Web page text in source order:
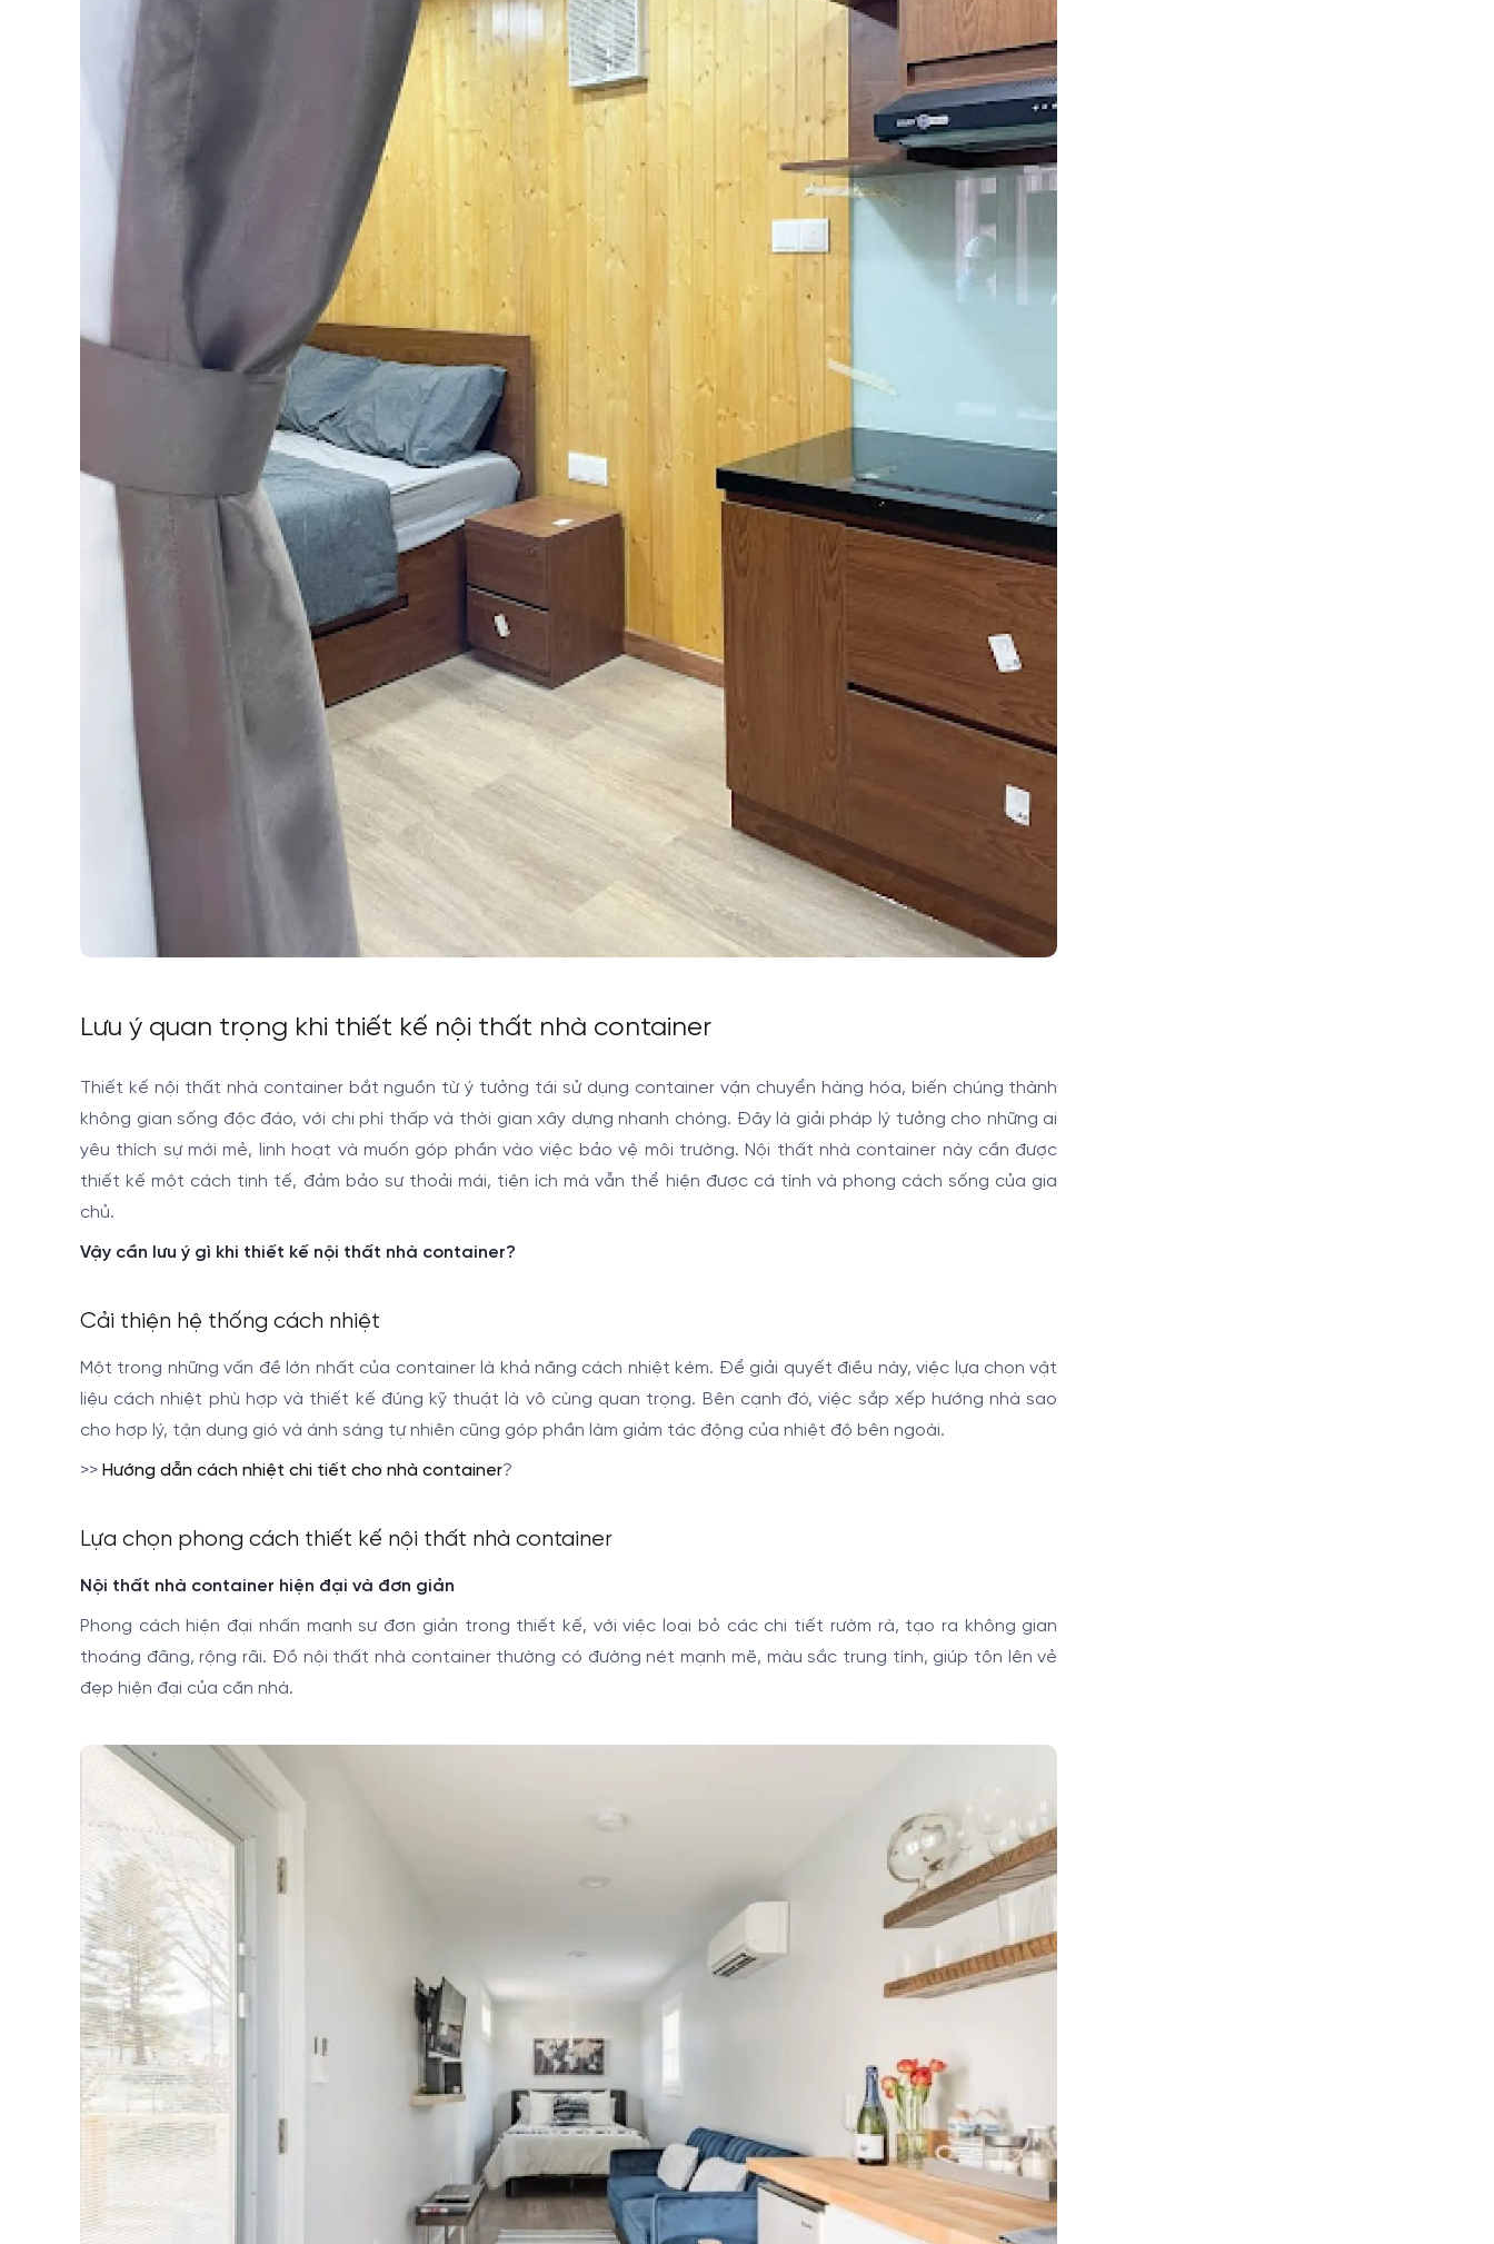
Lưu ý quan trọng khi thiết kế nội thất nhà container
Thiết kế nội thất nhà container bắt nguồn từ ý tưởng tái sử dụng container vận chuyển hàng hóa, biến chúng thành
không gian sống độc đáo, với chi phí thấp và thời gian xây dựng nhanh chóng. Đây là giải pháp lý tưởng cho những ai
yêu thích sự mới mẻ, linh hoạt và muốn góp phần vào việc bảo vệ môi trường. Nội thất nhà container này cần được
thiết kế một cách tinh tế, đảm bảo sự thoải mái, tiện ích mà vẫn thể hiện được cá tính và phong cách sống của gia
chủ.
Vậy cần lưu ý gì khi thiết kế nội thất nhà container?
Cải thiện hệ thống cách nhiệt
Một trong những vấn đề lớn nhất của container là khả năng cách nhiệt kém. Để giải quyết điều này, việc lựa chọn vật
liệu cách nhiệt phù hợp và thiết kế đúng kỹ thuật là vô cùng quan trọng. Bên cạnh đó, việc sắp xếp hướng nhà sao
cho hợp lý, tận dụng gió và ánh sáng tự nhiên cũng góp phần làm giảm tác động của nhiệt độ bên ngoài.
>> Hướng dẫn cách nhiệt chi tiết cho nhà container?
Lựa chọn phong cách thiết kế nội thất nhà container
Nội thất nhà container hiện đại và đơn giản
Phong cách hiện đại nhấn mạnh sự đơn giản trong thiết kế, với việc loại bỏ các chi tiết rườm rà, tạo ra không gian
thoáng đãng, rộng rãi. Đồ nội thất nhà container thường có đường nét mạnh mẽ, màu sắc trung tính, giúp tôn lên vẻ
đẹp hiện đại của căn nhà.